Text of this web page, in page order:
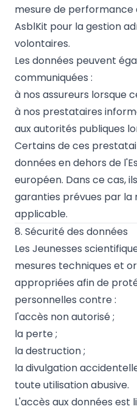
mesure de performance
AsblKit pour la gestion
volontaires.
Les données peuvent
communiquées :
à nos assureurs lorsque
à nos prestataires
aux autorités publiques
Certains de ces
données en dehors de
européen. Dans ce cas,
garanties prévues par
applicable.
8. Sécurité des données
Les Jeunesses
mesures techniques et
appropriées afin de
personnelles contre :
l'accès non autorisé ;
la perte ;
la destruction ;
la divulgation
toute utilisation abusive.
L'accès aux données est